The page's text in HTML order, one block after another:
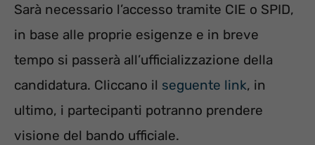
Sarà necessario l’accesso tramite CIE o SPID,
in base alle proprie esigenze e in breve
tempo si passerà all’ufficializzazione della
candidatura. Cliccano il seguente link, in
ultimo, i partecipanti potranno prendere
visione del bando ufficiale.